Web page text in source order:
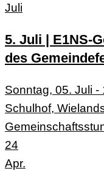
Juli
5. Juli | E1NS-
des
Sonntag, 05. Juli -
Schulhof,
24
Apr.